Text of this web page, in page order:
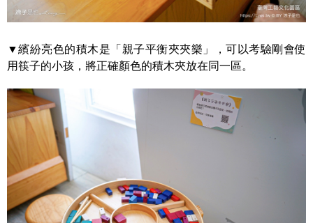
▼繽紛亮色的積木是「親子平衡夾夾樂」，可以考驗剛會使
用筷子的小孩，將正確顏色的積木夾放在同一區。